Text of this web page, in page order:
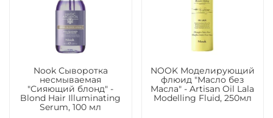
Nook Сыворотка
несмываемая
"Сияющий блонд" -
Blond Hair Illuminating
Serum, 100 мл
NOOK Моделирующий
флюид "Масло без
Масла" - Artisan Oil Lala
Modelling Fluid, 250мл